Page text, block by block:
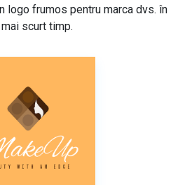
logo frumos pentru marca dvs. în
scurt timp.